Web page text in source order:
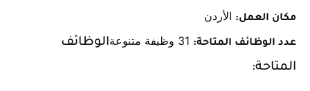
مكان العمل: الأردن
عدد الوظائف المتاحة:
الوظائف
المتاحة: